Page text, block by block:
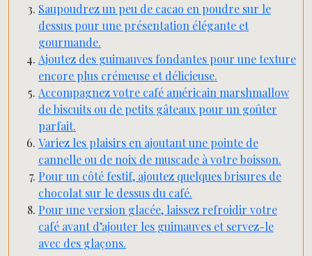
Saupoudrez un peu de cacao en poudre sur le
dessus pour une présentation élégante et
gourmande.
Ajoutez des guimauves fondantes pour une texture
encore plus crémeuse et délicieuse.
Accompagnez votre café américain marshmallow
de biscuits ou de petits gâteaux pour un goûter
parfait.
Variez les plaisirs en ajoutant une pointe de
cannelle ou de noix de muscade à votre boisson.
Pour un côté festif, ajoutez quelques brisures de
chocolat sur le dessus du café.
Pour une version glacée, laissez refroidir votre
café avant d’ajouter les guimauves et servez-le
avec des glaçons.